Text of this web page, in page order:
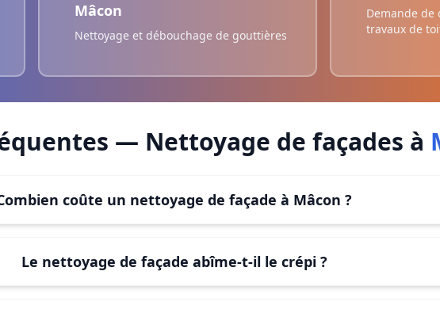
Mâcon
Nettoyage et débouchage de gouttières
Demande
travaux de
— Nettoyage de façades à
coûte un nettoyage de façade à Mâcon ?
Le nettoyage de façade abîme-t-il le crépi ?